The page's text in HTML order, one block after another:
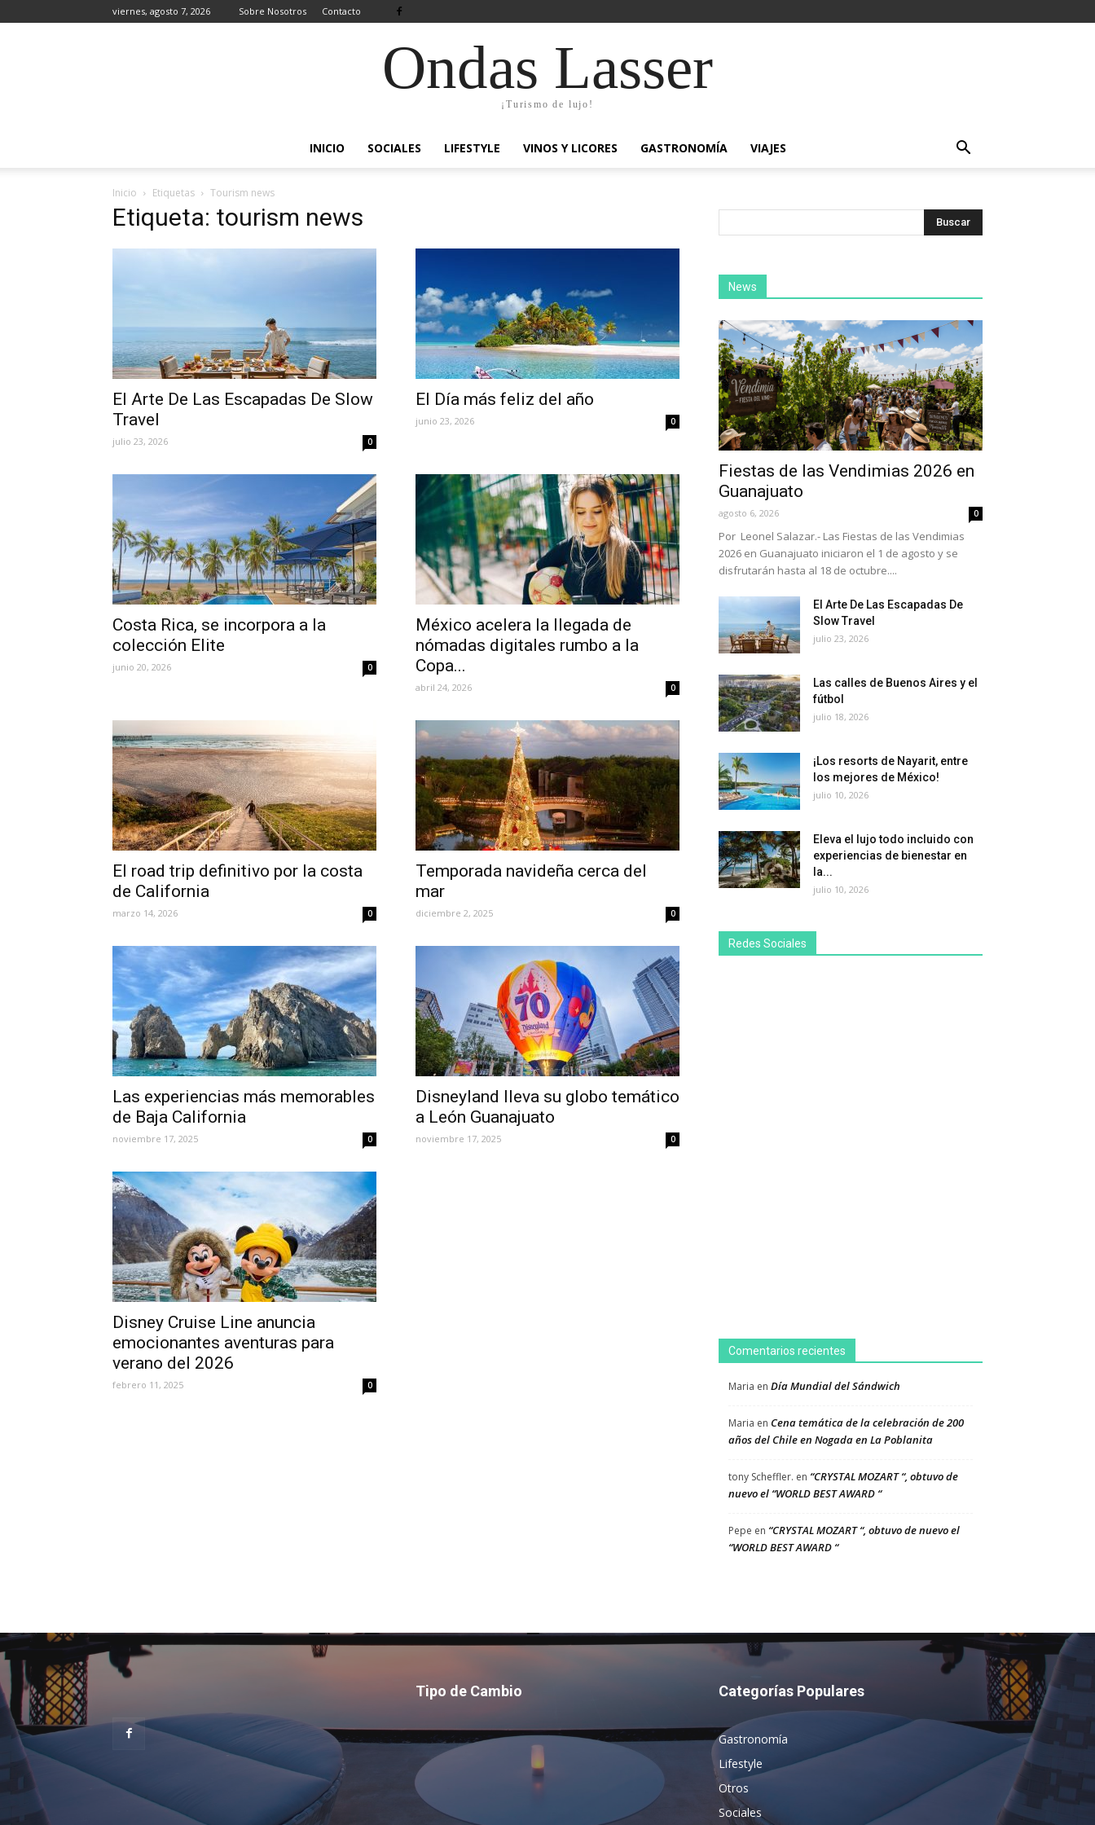
viernes, agosto 7, 2026 Sobre Nosotros Contacto
Ondas Lasser
¡Turismo de lujo!
INICIO SOCIALES LIFESTYLE VINOS Y LICORES GASTRONOMÍA VIAJES
Inicio Etiquetas Tourism news
Etiqueta: tourism news
El Arte De Las Escapadas De Slow
Travel
julio 23, 2026 0
El Día más feliz del año
junio 23, 2026 0
Costa Rica, se incorpora a la
colección Elite
junio 20, 2026 0
México acelera la llegada de
nómadas digitales rumbo a la
Copa...
abril 24, 2026 0
El road trip definitivo por la costa
de California
marzo 14, 2026 0
Temporada navideña cerca del
mar
diciembre 2, 2025 0
Las experiencias más memorables
de Baja California
noviembre 17, 2025 0
Disneyland lleva su globo temático
a León Guanajuato
noviembre 17, 2025 0
Disney Cruise Line anuncia
emocionantes aventuras para
verano del 2026
febrero 11, 2025 0
News
Fiestas de las Vendimias 2026 en
Guanajuato
agosto 6, 2026 0
Por Leonel Salazar.- Las Fiestas de las Vendimias
2026 en Guanajuato iniciaron el 1 de agosto y se
disfrutarán hasta al 18 de octubre....
El Arte De Las Escapadas De
Slow Travel
julio 23, 2026
Las calles de Buenos Aires y el
fútbol
julio 18, 2026
¡Los resorts de Nayarit, entre
los mejores de México!
julio 10, 2026
Eleva el lujo todo incluido con
experiencias de bienestar en
la...
julio 10, 2026
Redes Sociales
Comentarios recientes
Maria en Día Mundial del Sándwich
Maria en Cena temática de la celebración de 200
años del Chile en Nogada en La Poblanita
tony Scheffler. en “CRYSTAL MOZART “, obtuvo de
nuevo el “WORLD BEST AWARD “
Pepe en “CRYSTAL MOZART “, obtuvo de nuevo el
“WORLD BEST AWARD “
Tipo de Cambio Categorías Populares
Gastronomía
Lifestyle
Otros
Sociales